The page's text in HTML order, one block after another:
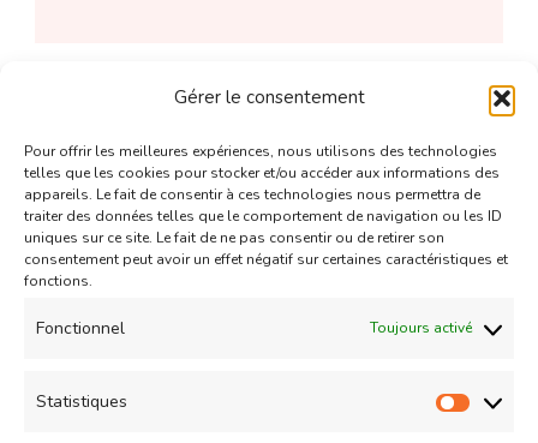
Gérer le consentement
Pour offrir les meilleures expériences, nous utilisons des technologies
telles que les cookies pour stocker et/ou accéder aux informations des
appareils. Le fait de consentir à ces technologies nous permettra de
traiter des données telles que le comportement de navigation ou les ID
uniques sur ce site. Le fait de ne pas consentir ou de retirer son
consentement peut avoir un effet négatif sur certaines caractéristiques et
fonctions.
Fonctionnel Toujours activé
Statistiques
Gâteau
Mini milles-feuilles à la fraise
Updated on10/05/2011
The Tea-ramisu